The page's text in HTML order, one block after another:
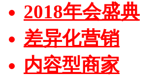
2018年会盛典
差异化营销
内容型商家